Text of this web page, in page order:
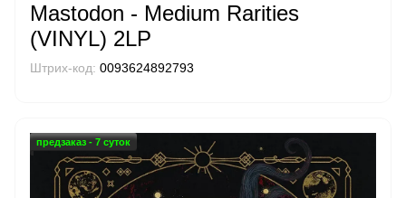
Mastodon - Medium Rarities
(VINYL) 2LP
Штрих-код: 0093624892793
предзаказ - 7 суток